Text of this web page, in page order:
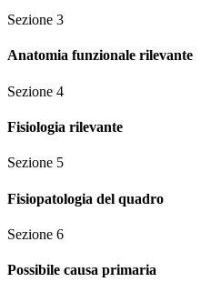
Sezione 3
Anatomia funzionale rilevante
Sezione 4
Fisiologia rilevante
Sezione 5
Fisiopatologia del quadro
Sezione 6
Possibile causa primaria